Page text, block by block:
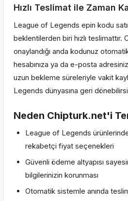
Hızlı Teslimat ile Zaman
League of Legends epin kodu
beklentilerden biri hızlı
onaylandığı anda kodunuz
hesabınıza ya da e-posta
uzun bekleme süreleriyle vakit
Legends dünyasına geri
Neden Chipturk.net'i
League of Legends
rekabetçi fiyat seçenekleri
Güvenli ödeme altyapısı
bilgilerinizin korunması
Otomatik sistemle anında